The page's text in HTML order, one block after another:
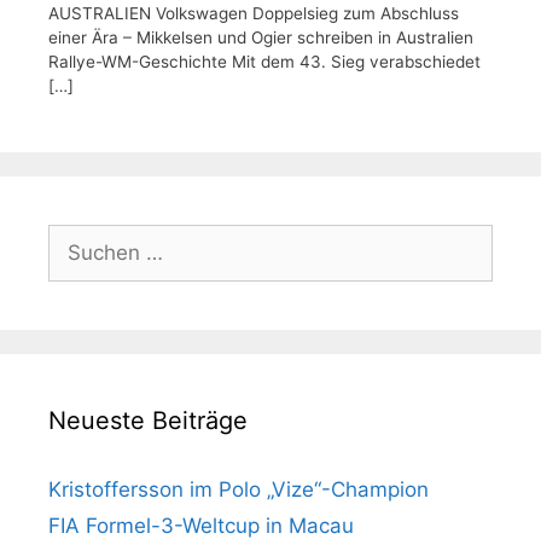
AUSTRALIEN Volkswagen Doppelsieg zum Abschluss
einer Ära – Mikkelsen und Ogier schreiben in Australien
Rallye-WM-Geschichte Mit dem 43. Sieg verabschiedet
[…]
nach:
Neueste Beiträge
Kristoffersson im Polo „Vize“-Champion
FIA Formel-3-Weltcup in Macau